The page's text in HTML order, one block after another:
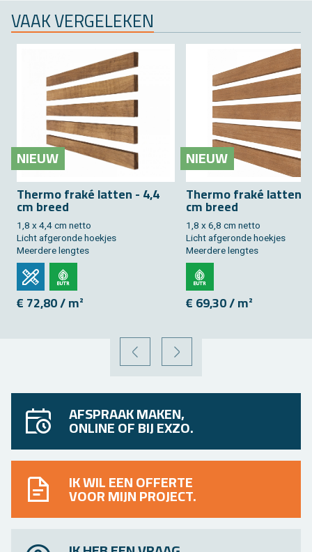
VAAK VER­GE­LE­KEN
NIEUW
Ther­mo fraké lat­ten - 4,4
cm breed
1,8 x 4,4 cm netto
Licht af­ge­ron­de hoek­jes
Meer­de­re leng­tes
€ 72,80 / m²
NIEUW
Ther­mo fraké lat­ten -
cm breed
1,8 x 6,8 cm netto
Licht af­ge­ron­de hoek­jes
Meer­de­re leng­tes
€ 69,30 / m²
VORIGE VOLGENDE
AFSPRAAK MAKEN,
ONLINE OF BIJ EXZO.
IK WIL EEN OFFERTE
VOOR MIJN PROJECT.